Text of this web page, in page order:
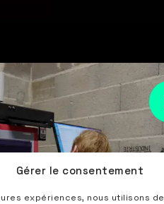
Gérer le consentement
expériences, nous utilisons